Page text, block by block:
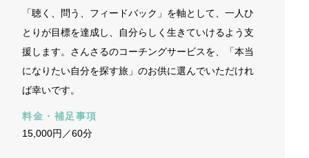
「聴く、問う、フィードバック」を軸として、一人ひ
とりが目標を達成し、自分らしく生きていけるよう支
援します。さんさるのコーチングサービスを、「本当
になりたい自分を探す旅」のお供に選んでいただけれ
ば幸いです。
料金・補足事項
15,000円／60分